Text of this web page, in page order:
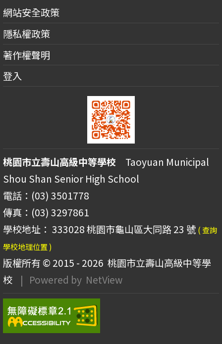
網站安全政策
隱私權政策
著作權聲明
登入
桃園市立壽山高級中等學校 Taoyuan Municipal
Shou Shan Senior High School
電話：(03) 3501778
傳真：(03) 3297861
學校地址： 333028 桃園市龜山區大同路 23 號 ( 查詢
學校地理位置 )
版權所有 © 2015 - 2026 桃園市立壽山高級中等學
校
| Powered by NetView